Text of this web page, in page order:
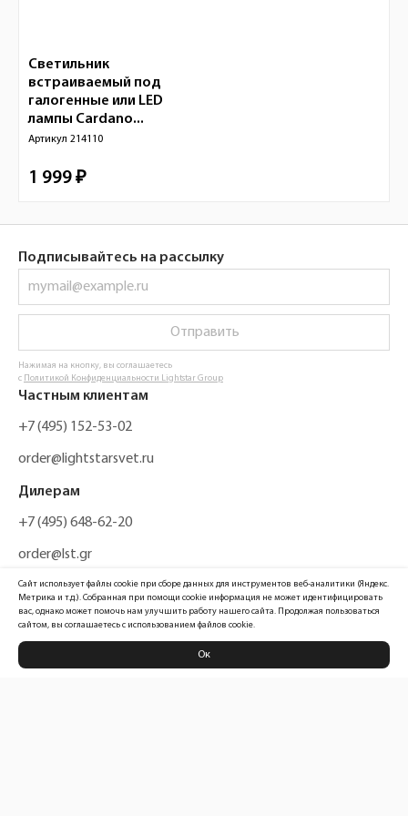
Светильник
встраиваемый под
галогенные или LED
лампы Cardano...
Артикул 214110
1 999 ₽
Подписывайтесь на рассылку
Отправить
Нажимая на кнопку, вы соглашаетесь
с Политикой Конфиденциальности Lightstar Group
Частным клиентам
+7 (495) 152-53-02
order@lightstarsvet.ru
Дилерам
+7 (495) 648-62-20
order@lst.gr
Политика конфиденциальности
Сайт использует файлы cookie при сборе данных для инструментов веб-аналитики (Яндекс.
Метрика и т.д.). Собранная при помощи cookie информация не может идентифицировать
вас, однако может помочь нам улучшить работу нашего сайта. Продолжая пользоваться
сайтом, вы соглашаетесь с использованием файлов cookie.
Ок